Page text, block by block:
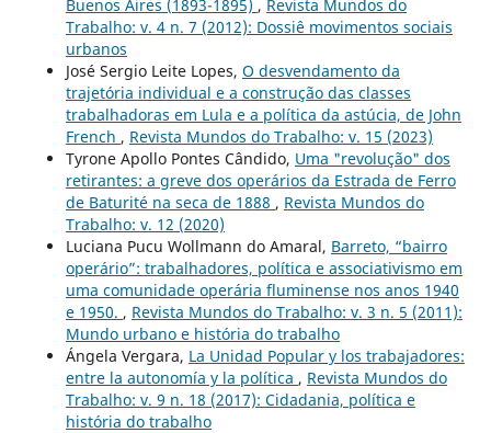
Buenos Aires (1893-1895) , Revista Mundos do
Trabalho: v. 4 n. 7 (2012): Dossiê movimentos sociais
urbanos
José Sergio Leite Lopes, O desvendamento da
trajetória individual e a construção das classes
trabalhadoras em Lula e a política da astúcia, de John
French , Revista Mundos do Trabalho: v. 15 (2023)
Tyrone Apollo Pontes Cândido, Uma "revolução" dos
retirantes: a greve dos operários da Estrada de Ferro
de Baturité na seca de 1888 , Revista Mundos do
Trabalho: v. 12 (2020)
Luciana Pucu Wollmann do Amaral, Barreto, “bairro
operário”: trabalhadores, política e associativismo em
uma comunidade operária fluminense nos anos 1940
e 1950. , Revista Mundos do Trabalho: v. 3 n. 5 (2011):
Mundo urbano e história do trabalho
Ángela Vergara, La Unidad Popular y los trabajadores:
entre la autonomía y la política , Revista Mundos do
Trabalho: v. 9 n. 18 (2017): Cidadania, política e
história do trabalho